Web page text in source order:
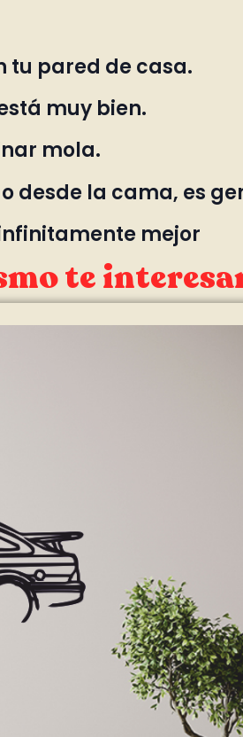
tu pared de casa.
muy bien.
mola.
desde la cama, es
mejor
te